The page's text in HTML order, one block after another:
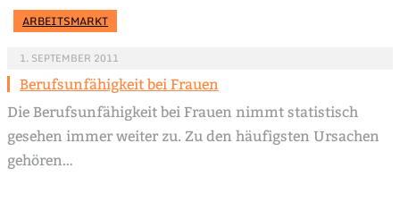
ARBEITSMARKT
1. SEPTEMBER 2011
Berufsunfähigkeit bei Frauen
Die Berufsunfähigkeit bei Frauen nimmt statistisch
gesehen immer weiter zu. Zu den häufigsten Ursachen
gehören…